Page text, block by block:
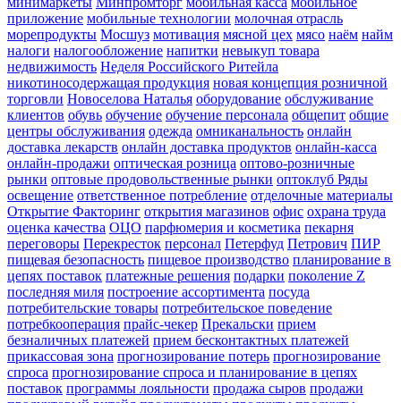
приложение мобильные технологии молочная отрасль
морепродукты Мосшуз мотивация мясной цех мясо наём найм
налоги налогообложение напитки невыкуп товара
недвижимость Неделя Российского Ритейла
никотиносодержащая продукция новая концепция розничной
торговли Новоселова Наталья оборудование обслуживание
клиентов обувь обучение обучение персонала общепит общие
центры обслуживания одежда омниканальность онлайн
доставка лекарств онлайн доставка продуктов онлайн-касса
онлайн-продажи оптическая розница оптово-розничные
рынки оптовые продовольственные рынки оптоклуб Ряды
освещение ответственное потребление отделочные материалы
Открытие Факторинг открытия магазинов офис охрана труда
оценка качества ОЦО парфюмерия и косметика пекарня
переговоры Перекресток персонал Петерфуд Петрович ПИР
пищевая безопасность пищевое производство планирование в
цепях поставок платежные решения подарки поколение Z
последняя миля построение ассортимента посуда
потребительские товары потребительское поведение
потребкооперация прайс-чекер Прекальски прием
безналичных платежей прием бесконтактных платежей
прикассовая зона прогнозирование потерь прогнозирование
спроса прогнозирование спроса и планирование в цепях
поставок программы лояльности продажа сыров продажи